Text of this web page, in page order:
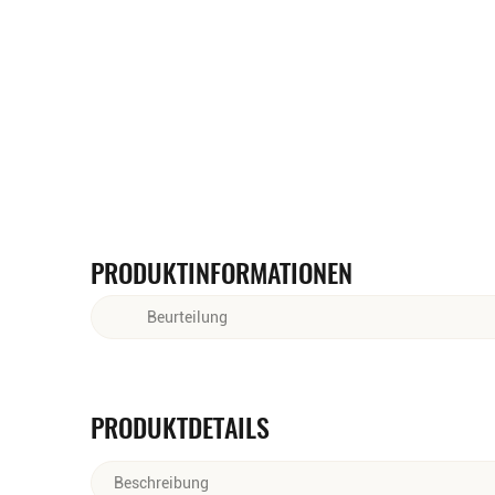
PRODUKTINFORMATIONEN
Beurteilung
PRODUKTDETAILS
Beschreibung